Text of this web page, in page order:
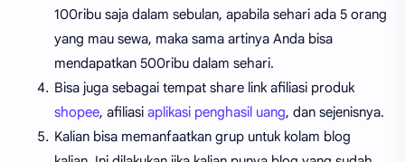
100ribu saja dalam sebulan, apabila sehari ada 5 orang
yang mau sewa, maka sama artinya Anda bisa
mendapatkan 500ribu dalam sehari.
Bisa juga sebagai tempat share link afiliasi produk
shopee, afiliasi aplikasi penghasil uang, dan sejenisnya.
Kalian bisa memanfaatkan grup untuk kolam blog